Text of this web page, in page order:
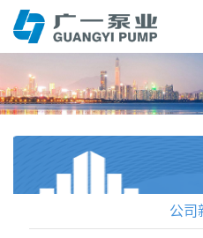
公司